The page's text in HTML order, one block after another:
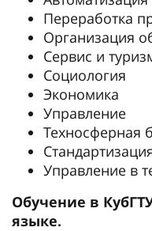
Переработка
Организация
Сервис и
Социология
Экономика
Управление
Техносферная
Управление в
Обучение в
языке.